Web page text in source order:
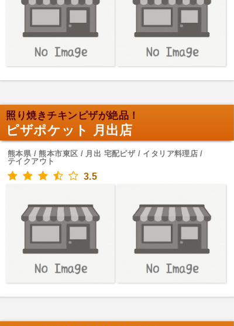
照り焼きチキンピザが絶品！
ピザポケット 月出店
熊本県 / 熊本市東区 / 月出 宅配ピザ / イタリア料理店 /
テイクアウト
3.5